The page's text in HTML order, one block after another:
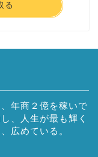
る
年商２億を稼いで
、人生が最も輝く
広めている。